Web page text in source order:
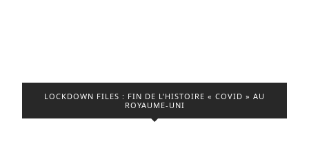
LOCKDOWN FILES : FIN DE L’HISTOIRE « COVID » AU
ROYAUME-UNI